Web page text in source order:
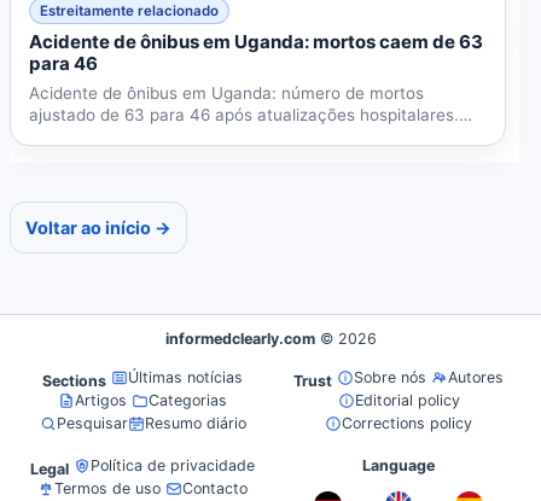
Estreitamente relacionado
Acidente de ônibus em Uganda: mortos caem de 63
para 46
Acidente de ônibus em Uganda: número de mortos
ajustado de 63 para 46 após atualizações hospitalares.
Voltar ao início →
informedclearly.com © 2026
Sections
Últimas notícias
Artigos
Categorias
Pesquisar
Resumo diário
Trust Sobre nós
Autores
Editorial policy
Corrections policy
Legal
Política de privacidade
Termos de uso
Contacto
Language